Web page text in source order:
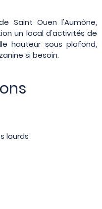
Saint Ouen l'Aumône,
un local d'activités de
hauteur sous plafond,
si besoin.
lourds